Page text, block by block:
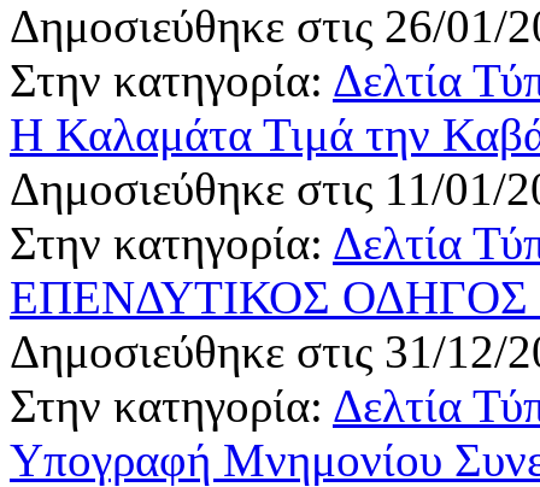
Δημοσιεύθηκε στις 26/01/
Στην κατηγορία: Δελτία
Η Καλαμάτα Τιμά την
Δημοσιεύθηκε στις 11/01/
Στην κατηγορία: Δελτία
ΕΠΕΝΔΥΤΙΚΟΣ
Δημοσιεύθηκε στις 31/12/
Στην κατηγορία: Δελτία
Υπογραφή Μνημονίου